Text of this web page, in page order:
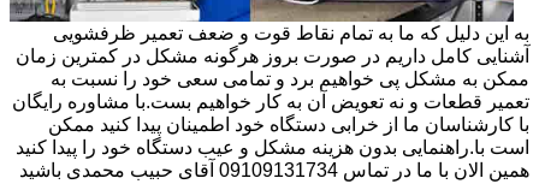
به این دلیل که ما به تمام نقاط قوت و ضعف تعمیر ظرفشویی
آشنایی کامل داریم در صورت بروز هرگونه مشکل در کمترین زمان
ممکن به مشکل پی خواهیم برد و تمامی سعی خود را نسبت به
تعمیر قطعات و نه تعویض آن به کار خواهیم بست.با مشاوره رایگان
با کارشناسان ما از خرابی دستگاه خود اطمینان پیدا کنید ممکن
است با.راهنمایی بدون هزینه مشکل و عیب دستگاه خود را پیدا کنید
همین الان با ما در تماس 09109131734 آقای حبیب محمدی باشید